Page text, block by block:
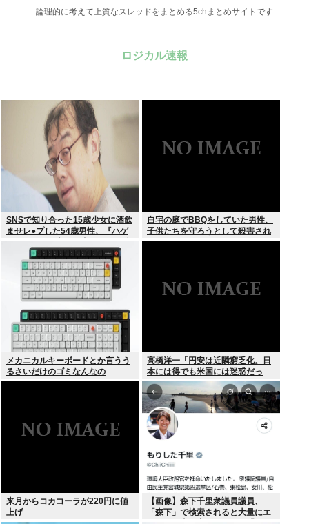
論理的に考えて上質なスレッドをまとめる5chまとめサイトです
ロジカル速報
SNSで知り合った15歳少女に酒飲
ませレ●プした54歳男性、『ハゲ
かどうか』で意見が真っ二つに分
かれる
自宅の庭でBBQをしていた男性、
子供たちを守ろうとして殺害され
てしまう
メカニカルキーボードとか言うう
るさいだけのゴミなんなの
高橋洋一「円安は近隣窮乏化。日
本には得でも米国には迷惑だっ
た」
来月からコカコーラが220円に値
上げ
【画像】森下千里衆議員議員、
「森下」で検索されると大量にエ